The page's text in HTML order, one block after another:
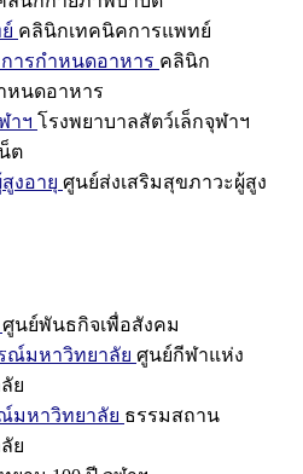
คลินิกเทคนิคการแพทย์
ารกำหนดอาหาร คลินิก
หนดอาหาร
าฯ โรงพยาบาลสัตว์เล็กจุฬาฯ
ต
งอายุ ศูนย์ส่งเสริมสุขภาวะผู้สูง
ศูนย์พันธกิจเพื่อสังคม
ณ์มหาวิทยาลัย ศูนย์กีฬาแห่ง
ย
มหาวิทยาลัย ธรรมสถาน
ย